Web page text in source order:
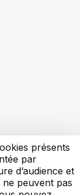
présents
par
d’audience et
peuvent pas